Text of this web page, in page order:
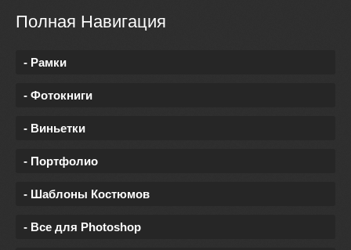
Полная Навигация
- Рамки
- Фотокниги
- Виньетки
- Портфолио
- Шаблоны Костюмов
- Все для Photoshop